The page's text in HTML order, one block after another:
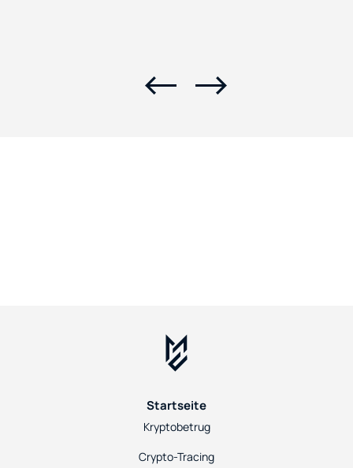
Startseite
Kryptobetrug
Crypto-Tracing